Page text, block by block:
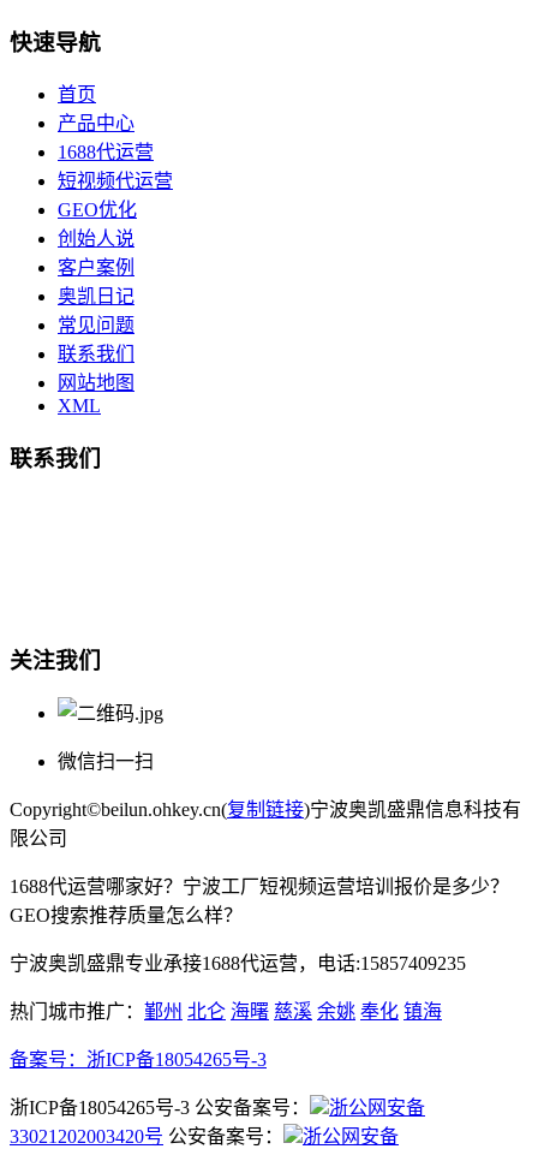
快速导航
首页
产品中心
1688代运营
短视频代运营
GEO优化
创始人说
客户案例
奥凯日记
常见问题
联系我们
网站地图
XML
联系我们
关注我们
微信扫一扫
Copyright©beilun.ohkey.cn(复制链接)宁波奥凯盛鼎信息科技有
限公司
1688代运营哪家好？宁波工厂短视频运营培训报价是多少？
GEO搜索推荐质量怎么样？
宁波奥凯盛鼎专业承接1688代运营，电话:15857409235
热门城市推广： 鄞州 北仑 海曙 慈溪 余姚 奉化 镇海
备案号： 浙ICP备18054265号-3
浙ICP备18054265号-3 公安备案号：
浙公网安备
33021202003420号 公安备案号： 浙公网安备